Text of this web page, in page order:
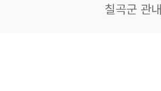
칠곡군 관